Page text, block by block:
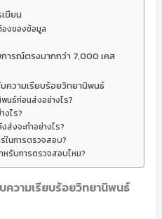
ขียน
งของข้อมูล
ารณ์ตรงมากกว่า 7,000 เคส
วามเรียบร้อยวิทยานิพนธ์
นธ์ก่อนส่งอย่างไร?
งไร?
งจะทำอย่างไร?
ร่ในการตรวจสอบ?
หรับการตรวจสอบไหม?
วามเรียบร้อยวิทยานิพนธ์